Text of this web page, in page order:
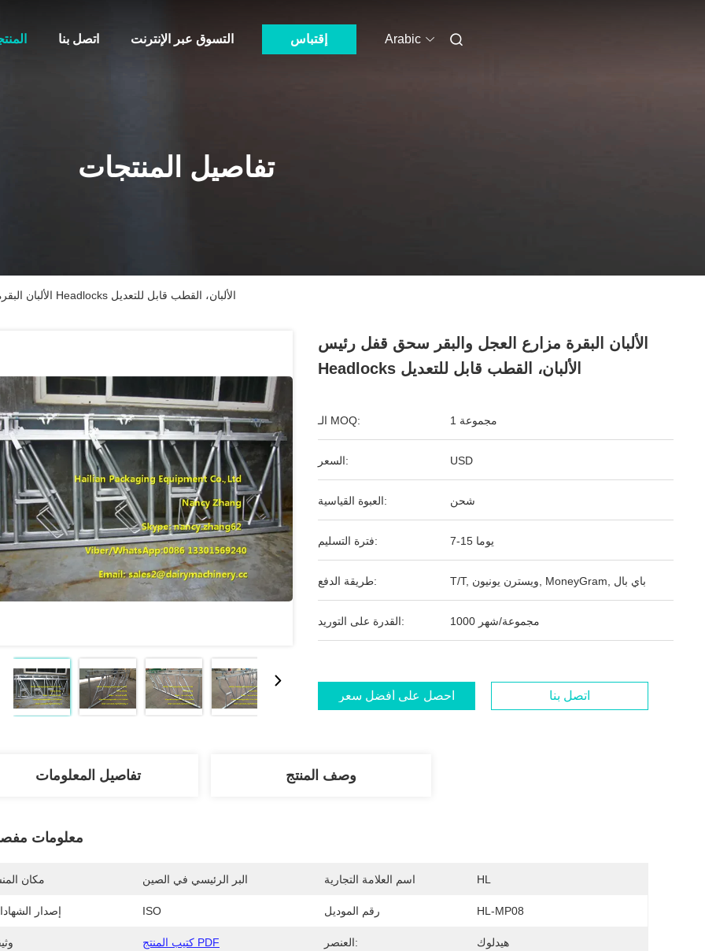
اتصل بنا التسوق عبر الإنترنت إقتباس Arabic
تفاصيل المنتجات
الألبان البقرة مزارع العجل والبقر سحق قفل رئيس Headlocks الألبان، القطب قابل للتعديل
الألبان البقرة مزارع العجل والبقر سحق قفل رئيس
Headlocks الألبان، القطب قابل للتعديل
الـ MOQ: 1 مجموعة
السعر: USD
العبوة القياسية: شحن
فترة التسليم: 7-15 يوما
طريقة الدفع: T/T, ويسترن يونيون, MoneyGram, باي بال
القدرة على التوريد: 1000 مجموعة/شهر
احصل على أفضل سعر اتصل بنا
تفاصيل المعلومات وصف المنتج
معلومات
مكان البر الرئيسي في الصين اسم العلامة التجارية HL
إصدار ISO رقم الموديل HL-MP08
كتيب المنتج PDF العنصر: هيدلوك